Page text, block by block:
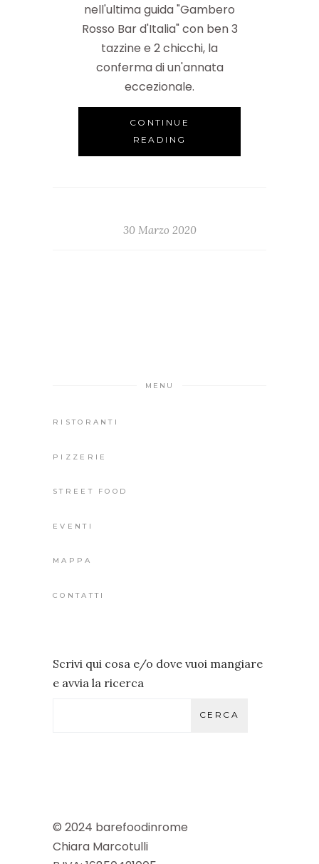
nell'ultima guida "Gambero
Rosso Bar d'Italia" con ben 3
tazzine e 2 chicchi, la
conferma di un'annata
eccezionale.
CONTINUE
READING
30 Marzo 2020
MENU
RISTORANTI
PIZZERIE
STREET FOOD
EVENTI
MAPPA
CONTATTI
Scrivi qui cosa e/o dove vuoi mangiare
e avvia la ricerca
CERCA
© 2024 barefoodinrome
Chiara Marcotulli